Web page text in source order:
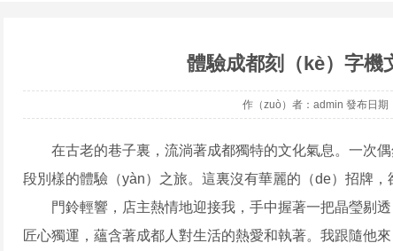
體驗成都刻（kè）字機
作（zuò）者：admin 發布日期
在古老的巷子裏，流淌著成都獨特的文化氣息。一次
段別樣的體驗（yàn）之旅。這裏沒有華麗的（de）招牌，
門鈴輕響，店主熱情地迎接我，手中握著一把晶瑩剔
匠心獨運，蘊含著成都人對生活的熱愛和執著。我跟隨他